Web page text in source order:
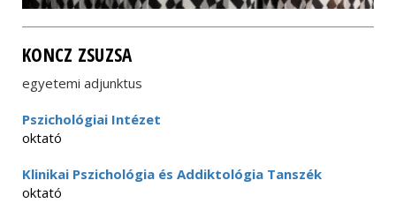
KONCZ ZSUZSA
egyetemi adjunktus
Pszichológiai Intézet
oktató
Klinikai Pszichológia és Addiktológia Tanszék
oktató